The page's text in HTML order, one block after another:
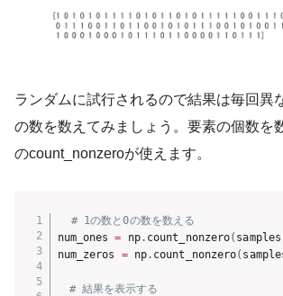
ランダムに試行されるので結果は毎回異
の数を数えてみましょう。要素の個数を
のcount_nonzeroが使えます。
# 1の数と0の数を数える
num_ones = np. count_nonzero(
num_zeros = np. count_nonzero(
# 結果を表示する